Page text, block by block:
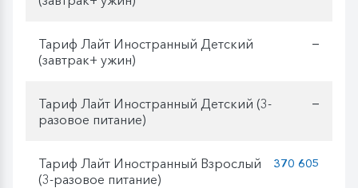
Тариф Лайт Иностранный Детский
(завтрак+ ужин)
—
Тариф Лайт Иностранный Детский (3-
разовое питание)
—
Тариф Лайт Иностранный Взрослый
(3-разовое питание)
370 605